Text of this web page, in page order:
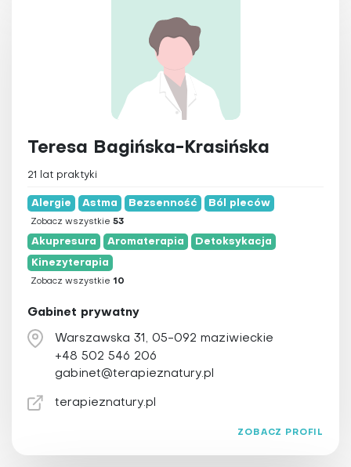
Teresa Bagińska-Krasińska
21 lat praktyki
Alergie Astma Bezsenność Ból pleców
Zobacz wszystkie 53
Akupresura Aromaterapia Detoksykacja
Kinezyterapia
Zobacz wszystkie 10
Gabinet prywatny
Warszawska 31, 05-092 maziwieckie
+48 502 546 206
gabinet@terapieznatury.pl
terapieznatury.pl
ZOBACZ PROFIL